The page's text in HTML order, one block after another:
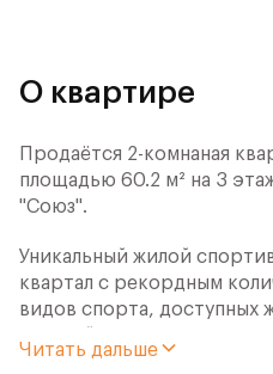
О квартире
Продаётся 2-комнаная
площадью 60.2 м² на 3
"Союз".
Уникальный жилой
квартал с рекордным
видов спорта, доступных
инфраструктуру. В
Читать дальше